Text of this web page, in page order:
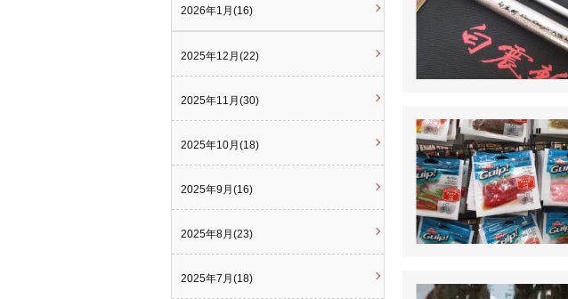
2026年1月(16)
2025年12月(22)
2025年11月(30)
2025年10月(18)
2025年9月(16)
2025年8月(23)
2025年7月(18)